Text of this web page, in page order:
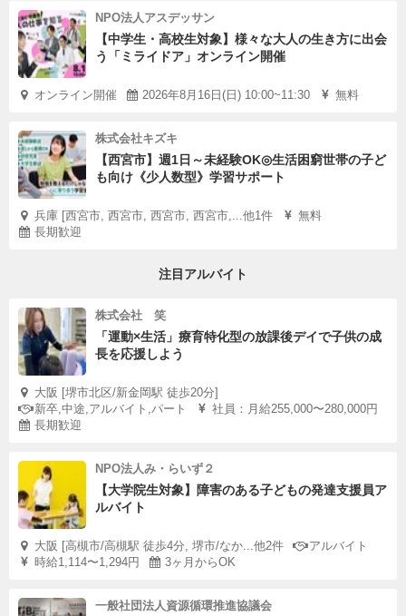
NPO法人アスデッサン
【中学生・高校生対象】様々な大人の生き方に出会
う「ミライドア」オンライン開催
オンライン開催 2026年8月16日(日) 10:00~11:30 無料
株式会社キズキ
【西宮市】週1日～未経験OK◎生活困窮世帯の子ど
も向け《少人数型》学習サポート
兵庫 [西宮市, 西宮市, 西宮市, 西宮市,...他1件
無料
長期歓迎
注目アルバイト
株式会社 笑
「運動×生活」療育特化型の放課後デイで子供の成
長を応援しよう
大阪 [堺市北区/新金岡駅 徒歩20分]
新卒,中途,アルバイト,パート
社員：月給255,000〜280,000円
長期歓迎
NPO法人み・らいず２
【大学院生対象】障害のある子どもの発達支援員ア
ルバイト
大阪 [高槻市/高槻駅 徒歩4分, 堺市/なか...他2件
アルバイト
時給1,114〜1,294円
3ヶ月からOK
一般社団法人資源循環推進協議会